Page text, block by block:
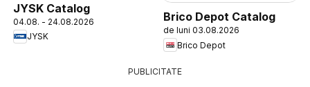
JYSK Catalog
04.08. - 24.08.2026
JYSK
Brico Depot Catalog
de luni 03.08.2026
Brico Depot
PUBLICITATE